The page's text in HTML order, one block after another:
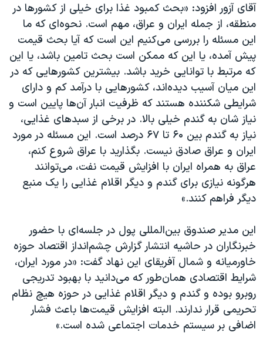
آقای آزور افزود: «بحث کمبود غذا برای خیلی از کشورها در
منطقه، از جمله ایران و عراق، مهم است. نحوه‌ای که ما
این مسئله را بررسی می‌کنیم این است که آیا بحث قیمت
پیش آمده، یا این که ممکن است بحث تامین باشد، یا این
که مرتبط با توانایی خرید باشد. بیشترین کشورهایی که در
این میان آسیب دیده‌اند، کشورهایی با درآمد کم و دارای
شرایطی شکننده هستند که ظرفیت انبار آن‌ها پایین است و
نیاز شان به گندم خیلی بالا. در برخی از سبدهای غذایی،
نیاز به گندم بین ۶۰ تا ۶۷ درصد است. این مسئله در مورد
ایران و عراق صادق نیست. بگذارید با عراق شروع کنم،
عراق به همراه ایران با افزایش قیمت نفت، می‌توانند
هرگونه نیازی برای گندم و دیگر اقلام غذایی را یک منبع
دیگر فراهم کنند.»
این مدیر صندوق بین‌المللی پول در جلسه‌ای با حضور
خبرنگاران در حاشیه انتشار گزارش چشم‌انداز اقتصاد حوزه
خاورمیانه و شمال آفریقای این نهاد گفت: «در مورد ایران،
شرایط اقتصادی همان‌طور که می‌دانید با بهبود تدریجی
روبرو بوده و گندم و دیگر اقلام غذایی در حوزه هیچ نظام
تحریمی قرار ندارند. البته افزایش قیمت‌ها باعث فشار
اضافی بر سیستم خدمات اجتماعی شده است.»